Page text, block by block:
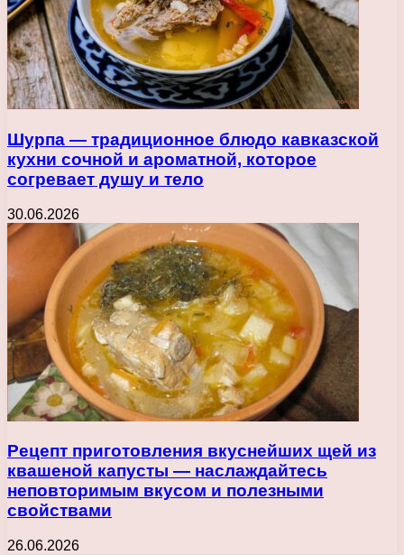
Шурпа — традиционное блюдо кавказской
кухни сочной и ароматной, которое
согревает душу и тело
30.06.2026
Рецепт приготовления вкуснейших щей из
квашеной капусты — наслаждайтесь
неповторимым вкусом и полезными
свойствами
26.06.2026